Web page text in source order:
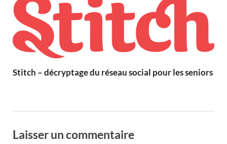
Stitch – décryptage du réseau social pour les seniors
Laisser un commentaire